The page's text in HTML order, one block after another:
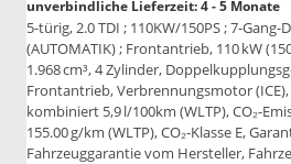
unverbindliche Lieferzeit: 4 - 5 Monate
5-türig, 2.0 TDI ; 110KW/150PS ; 7-Gang-
(AUTOMATIK) ; Frontantrieb, 110 kW
1.968 cm³, 4 Zylinder,
Frontantrieb, Verbrennungsmotor
kombiniert 5,9 l/100km (WLTP), CO₂-
155.00 g/km (WLTP), CO₂-Klasse E,
Fahrzeuggarantie vom Hersteller,